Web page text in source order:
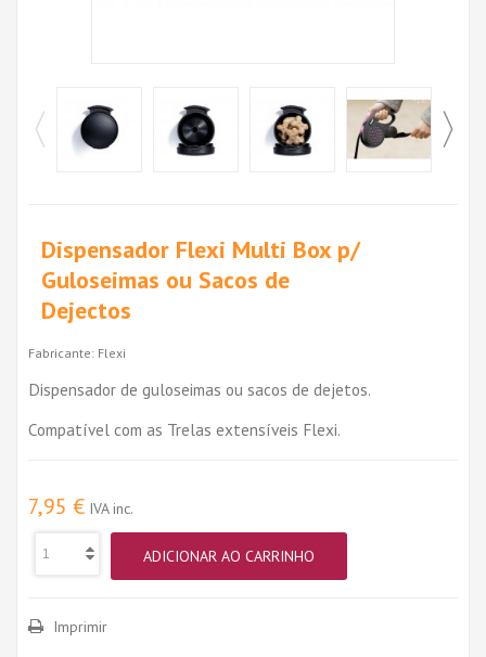
Dispensador Flexi Multi Box p/
Guloseimas ou Sacos de
Dejectos
Fabricante: Flexi
Dispensador de guloseimas ou sacos de dejetos.
Compatível com as Trelas extensíveis Flexi.
7,95 € IVA inc.
ADICIONAR AO CARRINHO
Imprimir